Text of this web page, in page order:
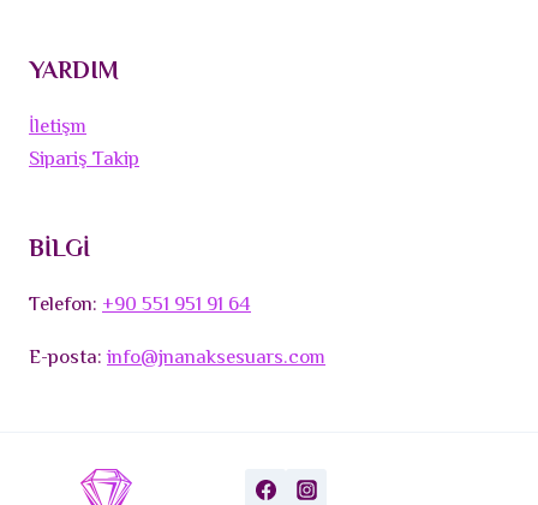
YARDIM
İletişm
Sipariş Takip
BİLGİ
Telefon:+90 551 951 91 64
E-posta:info@jnanaksesuars.com